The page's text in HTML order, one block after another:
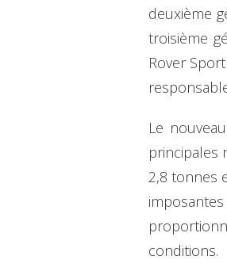
deuxième
troisième
Rover
Le
principales
2,8 tonnes
conditions.